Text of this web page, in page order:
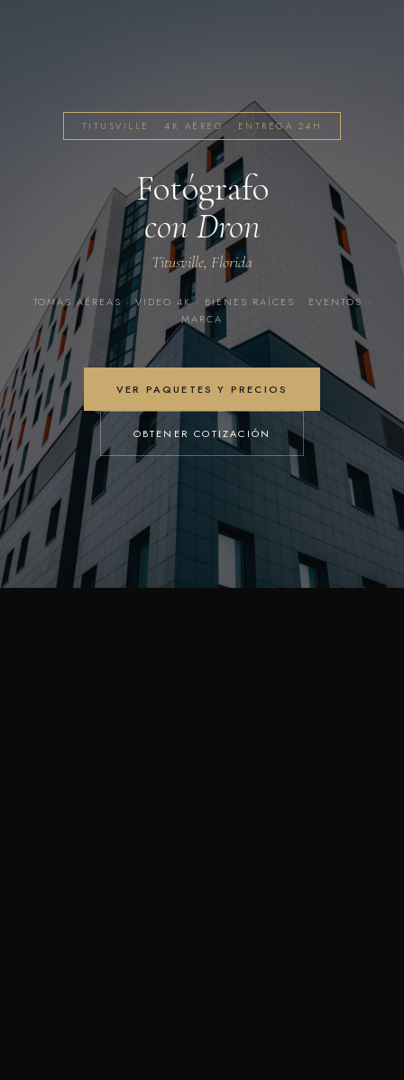
TITUSVILLE · 4K AÉREO · ENTREGA 24H
Fotógrafo
con Dron
Titusville, Florida
TOMAS AÉREAS · VIDEO 4K · BIENES RAÍCES · EVENTOS ·
MARCA
VER PAQUETES Y PRECIOS
OBTENER COTIZACIÓN